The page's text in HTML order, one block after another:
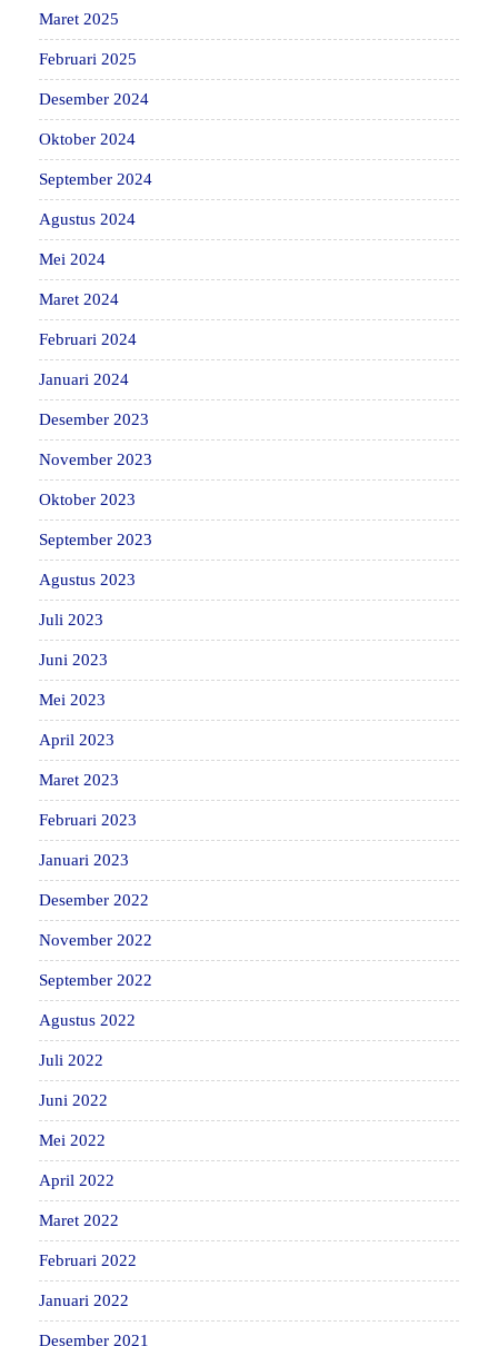
Maret 2025
Februari 2025
Desember 2024
Oktober 2024
September 2024
Agustus 2024
Mei 2024
Maret 2024
Februari 2024
Januari 2024
Desember 2023
November 2023
Oktober 2023
September 2023
Agustus 2023
Juli 2023
Juni 2023
Mei 2023
April 2023
Maret 2023
Februari 2023
Januari 2023
Desember 2022
November 2022
September 2022
Agustus 2022
Juli 2022
Juni 2022
Mei 2022
April 2022
Maret 2022
Februari 2022
Januari 2022
Desember 2021